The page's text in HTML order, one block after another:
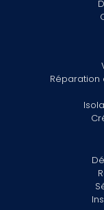
Réparation